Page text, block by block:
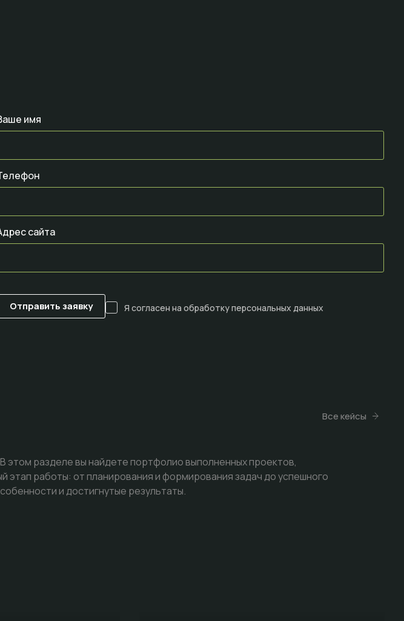
имя
сайта
Я согласен на обработку персональных данных
Все кейсы
разделе вы найдете портфолио выполненных проектов,
работы: от планирования и формирования задач до успешного
и достигнутые результаты.